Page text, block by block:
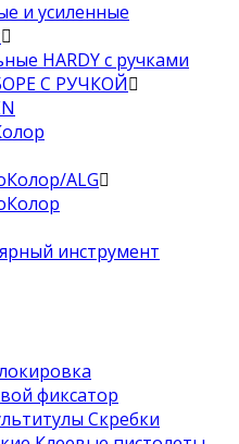
и усиленные
HARDY с ручками
С РУЧКОЙ
ALG
инструмент
фиксатор
Скребки